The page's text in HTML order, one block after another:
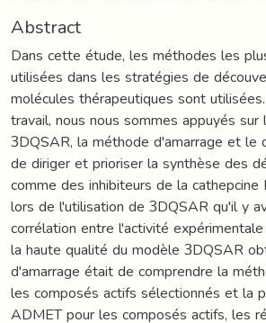
Abstract
Dans cette étude, les méthodes les
utilisées dans les stratégies de
molécules thérapeutiques sont
travail, nous nous sommes appuyés
3DQSAR, la méthode d'amarrage et le
de diriger et prioriser la synthèse des
comme des inhibiteurs de la
lors de l'utilisation de 3DQSAR qu'il y
corrélation entre l'activité
la haute qualité du modèle 3DQSAR
d'amarrage était de comprendre la
les composés actifs sélectionnés et la
ADMET pour les composés actifs, les